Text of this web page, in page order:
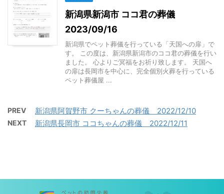
新潟県新潟市 ココ君の葬儀
2023/09/16
新潟県でペット葬儀を行っている「天国への扉」で
す。 この度は、新潟県新潟市のココ君の葬儀を行い
ました。 心よりご冥福をお祈り致します。 天国へ
の扉は長岡市を中心に、完全個別火葬を行っている
ペット葬儀屋 ...
PREV 新潟県阿賀野市 クーちゃんの葬儀 2022/12/10
NEXT 新潟県長岡市 ココちゃんの葬儀 2022/12/11